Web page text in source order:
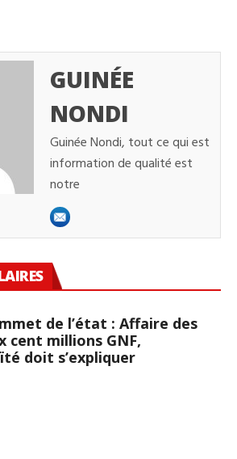
GUINÉE
NONDI
Guinée Nondi, tout ce qui est
information de qualité est
notre
de l’état : Affaire des
cent millions GNF,
doit s’expliquer